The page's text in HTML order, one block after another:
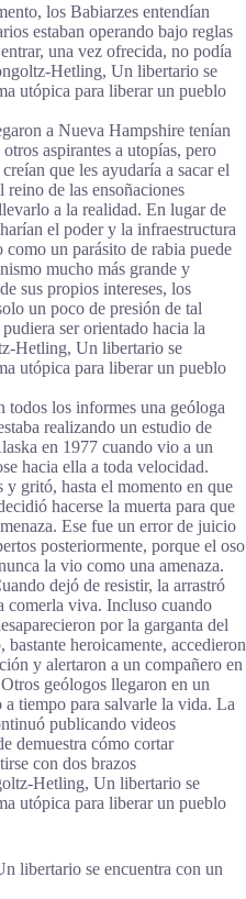
los Babiarzes entendían
estaban operando bajo reglas
una vez ofrecida, no podía
Hetling, Un libertario se
utópica para liberar un pueblo
a Nueva Hampshire tenían
aspirantes a utopías, pero
que les ayudaría a sacar el
de las ensoñaciones
a la realidad. En lugar de
el poder y la infraestructura
un parásito de rabia puede
mucho más grande y
sus propios intereses, los
un poco de presión de tal
ser orientado hacia la
Hetling, Un libertario se
utópica para liberar un pueblo
todos los informes una geóloga
realizando un estudio de
en 1977 cuando vio a un
hacia ella a toda velocidad.
gritó, hasta el momento en que
hacerse la muerta para que
Ese fue un error de juicio
posteriormente, porque el oso
la vio como una amenaza.
dejó de resistir, la arrastró
comerla viva. Incluso cuando
por la garganta del
bastante heroicamente, accedieron
y alertaron a un compañero en
geólogos llegaron en un
tiempo para salvarle la vida. La
publicando videos
demuestra cómo cortar
con dos brazos
Hetling, Un libertario se
utópica para liberar un pueblo
libertario se encuentra con un